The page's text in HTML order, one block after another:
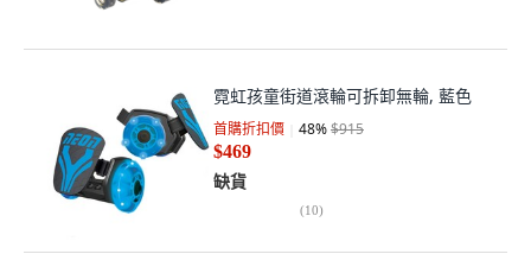
霓虹孩童街道滾輪可拆卸無輪, 藍色
首購折扣價 48%$915
$469
缺貨
(10)